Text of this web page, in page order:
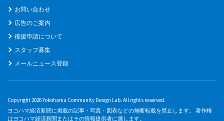
お問い合わせ
広告のご案内
後援申請について
スタッフ募集
メールニュース登録
Copyright 2026 Yokohama Community Design Lab. All rights reserved.
ヨコハマ経済新聞に掲載の記事・写真・図表などの無断転載を禁止します。 著作権
はヨコハマ経済新聞またはその情報提供者に属します。